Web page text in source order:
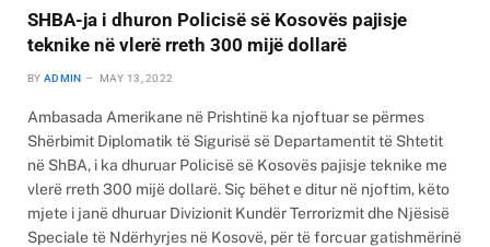
SHBA-ja i dhuron Policisë së Kosovës pajisje
teknike në vlerë rreth 300 mijë dollarë
BY ADMIN MAY 13, 2022
Ambasada Amerikane në Prishtinë ka njoftuar se përmes
Shërbimit Diplomatik të Sigurisë së Departamentit të Shtetit
në ShBA, i ka dhuruar Policisë së Kosovës pajisje teknike me
vlerë rreth 300 mijë dollarë. Siç bëhet e ditur në njoftim, këto
mjete i janë dhuruar Divizionit Kundër Terrorizmit dhe Njësisë
Speciale të Ndërhyrjes në Kosovë, për të forcuar gatishmërinë